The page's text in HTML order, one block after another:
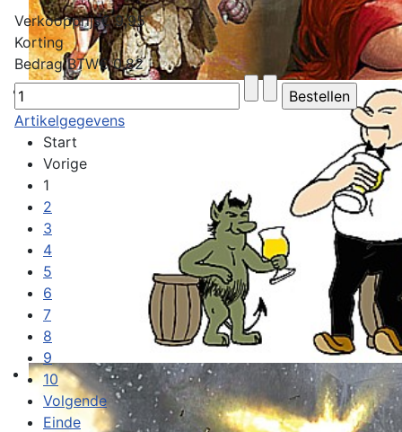
Verkoopprijs€ 9,95
Korting
Bedrag BTW€ 0,82
Artikelgegevens
Start
Vorige
1
2
3
4
5
6
7
8
9
10
Volgende
Einde